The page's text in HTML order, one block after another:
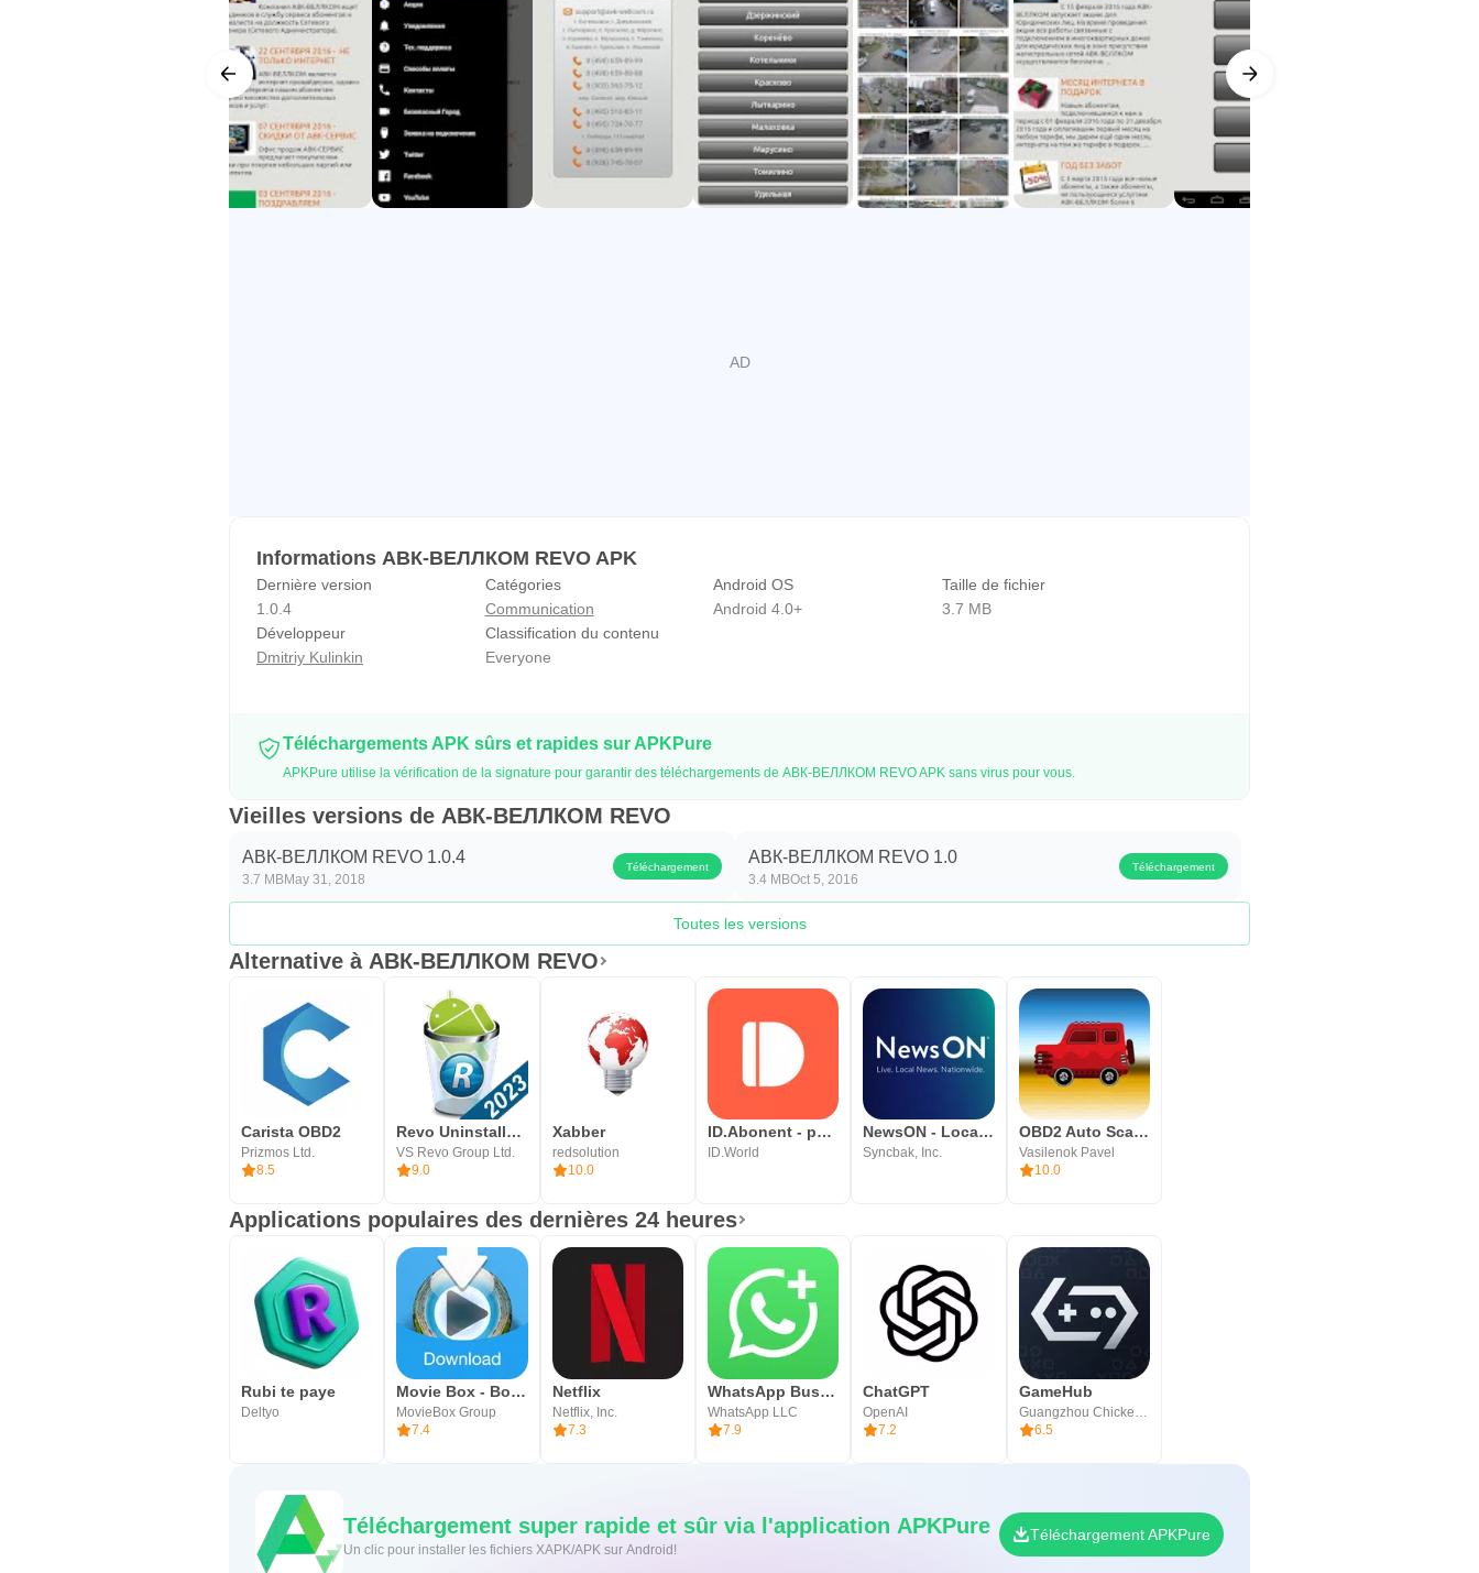
Informations АВК-ВЕЛЛКОМ REVO APK
Dernière version
1.0.4
Catégories
Communication
Android OS
Android 4.0+
Taille de fichier
3.7 MB
Développeur
Dmitriy Kulinkin
Classification du contenu
Everyone
Téléchargements APK sûrs et rapides sur APKPure
APKPure utilise la vérification de la signature pour garantir des téléchargements de АВК-ВЕЛЛКОМ REVO APK sans virus pour vous.
Vieilles versions de АВК-ВЕЛЛКОМ REVO
АВК-ВЕЛЛКОМ REVO 1.0.4
3.7 MBMay 31, 2018
Téléchargement АВК-ВЕЛЛКОМ REVO 1.0
3.4 MBOct 5, 2016
Téléchargement
Toutes les versions
Alternative à АВК-ВЕЛЛКОМ REVO
Carista OBD2
Prizmos Ltd.
8.5
Revo Uninstaller Mobile
VS Revo Group Ltd.
9.0
Xabber
redsolution
10.0
ID.Abonent - регистрация SIM
ID.World
NewsON - Local News & Weather
Syncbak, Inc.
OBD2 Auto Scaner OliviaDrive
Vasilenok Pavel
10.0
Applications populaires des dernières 24 heures
Rubi te paye
Deltyo
Movie Box - Boîte de film
MovieBox Group
7.4
Netflix
Netflix, Inc.
7.3
WhatsApp Business
WhatsApp LLC
7.9
ChatGPT
OpenAI
7.2
GameHub
6.5
Téléchargement super rapide et sûr via l'application APKPure
Un clic pour installer les fichiers XAPK/APK sur Android!
Téléchargement APKPure